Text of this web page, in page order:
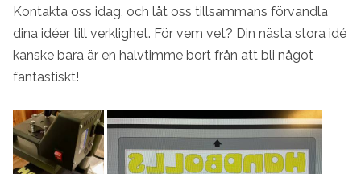
Kontakta oss idag, och låt oss tillsammans förvandla
dina idéer till verklighet. För vem vet? Din nästa stora idé
kanske bara är en halvtimme bort från att bli något
fantastiskt!